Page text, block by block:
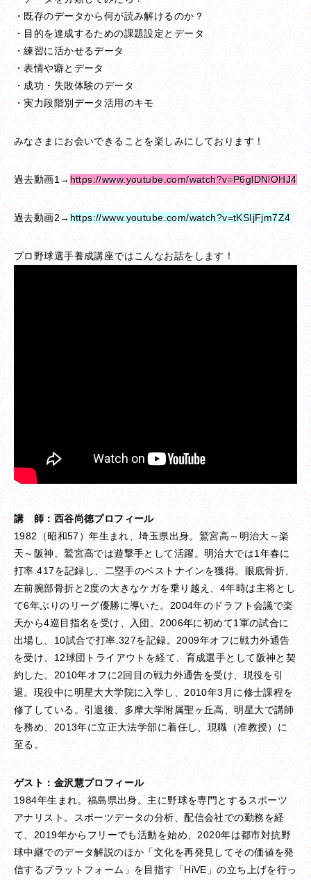
・既存のデータから何が読み解けるのか？
・目的を達成するための課題設定とデータ
・練習に活かせるデータ
・表情や癖とデータ
・成功・失敗体験のデータ
・実力段階別データ活用のキモ
みなさまにお会いできることを楽しみにしております！
過去動画1→ https://www.youtube.com/watch?v=P6glDNlOHJ4
過去動画2→ https://www.youtube.com/watch?v=tKSIjFjm7Z4
プロ野球選手養成講座ではこんなお話をします！
講 師：西谷尚徳プロフィール
1982（昭和57）年生まれ、埼玉県出身。鷲宮高～明治大～楽
天～阪神。鷲宮高では遊撃手として活躍。明治大では1年春に
打率.417を記録し、二塁手のベストナインを獲得。眼底骨折、
左前腕部骨折と2度の大きなケガを乗り越え、4年時は主将とし
て6年ぶりのリーグ優勝に導いた。2004年のドラフト会議で楽
天から4巡目指名を受け、入団。2006年に初めて1軍の試合に
出場し、10試合で打率.327を記録。2009年オフに戦力外通告
を受け、12球団トライアウトを経て、育成選手として阪神と契
約した。2010年オフに2回目の戦力外通告を受け、現役を引
退。現役中に明星大大学院に入学し、2010年3月に修士課程を
修了している。引退後、多摩大学附属聖ヶ丘高、明星大で講師
を務め、2013年に立正大法学部に着任し、現職（准教授）に
至る。
ゲスト：金沢慧プロフィール
1984年生まれ。福島県出身。主に野球を専門とするスポーツ
アナリスト。スポーツデータの分析、配信会社での勤務を経
て、2019年からフリーでも活動を始め、2020年は都市対抗野
球中継でのデータ解説のほか「文化を再発見してその価値を発
信するプラットフォーム」を目指す「HiVE」の立ち上げを行っ